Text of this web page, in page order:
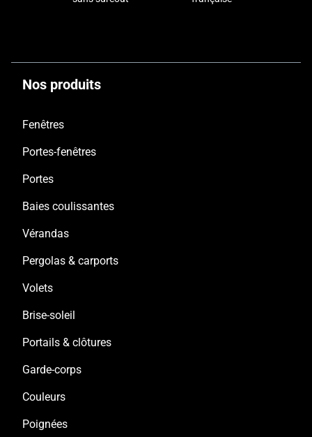
Nos produits
Fenêtres
Portes-fenêtres
Portes
Baies coulissantes
Vérandas
Pergolas & carports
Volets
Brise-soleil
Portails & clôtures
Garde-corps
Couleurs
Poignées